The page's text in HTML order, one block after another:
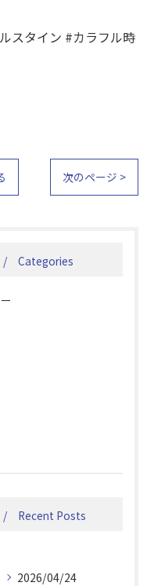
スタイン #カラフル時
次のページ >
Categories
Recent Posts
2026/04/24